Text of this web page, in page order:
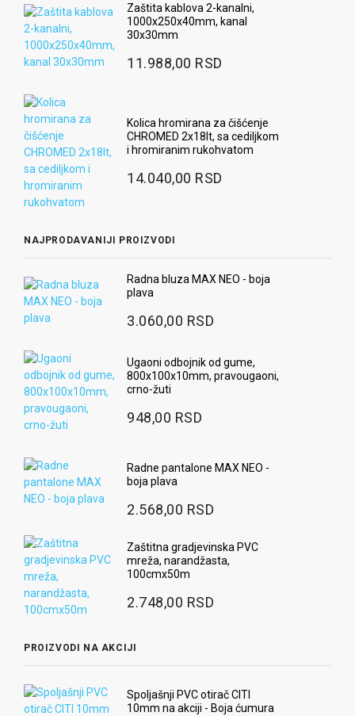
Zaštita kablova 2-kanalni,
1000x250x40mm, kanal
30x30mm
11.988,00 RSD
Kolica hromirana za čišćenje
CHROMED 2x18lt, sa cediljkom
i hromiranim rukohvatom
14.040,00 RSD
NAJPRODAVANIJI PROIZVODI
Radna bluza MAX NEO - boja
plava
3.060,00 RSD
Ugaoni odbojnik od gume,
800x100x10mm, pravougaoni,
crno-žuti
948,00 RSD
Radne pantalone MAX NEO -
boja plava
2.568,00 RSD
Zaštitna gradjevinska PVC
mreža, narandžasta,
100cmx50m
2.748,00 RSD
PROIZVODI NA AKCIJI
Spoljašnji PVC otirač CITI
10mm na akciji - Boja ćumura